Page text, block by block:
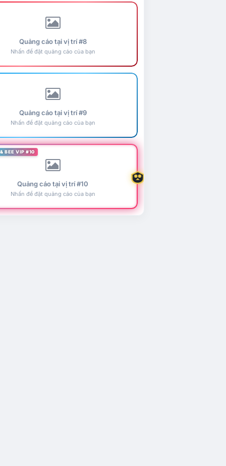
Quảng cáo tại vị trí #8
Nhấn để đặt quảng cáo của bạn
Quảng cáo tại vị trí #9
Nhấn để đặt quảng cáo của bạn
BEE VIP #10
Quảng cáo tại vị trí #10
Nhấn để đặt quảng cáo của bạn